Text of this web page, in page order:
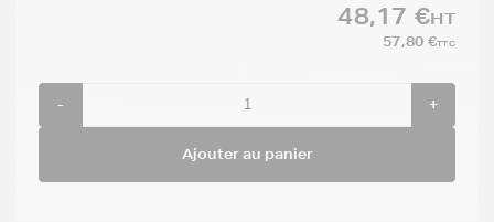
48,17 €HT
57,80 €TTC
- +
Ajouter au panier